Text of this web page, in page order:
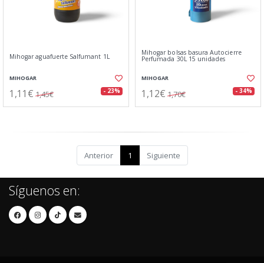
Mihogar aguafuerte Salfumant 1L
MIHOGAR
1,11€ 1,45€ - 23%
Mihogar bolsas basura Autocierre
Perfumada 30L 15 unidades
MIHOGAR
1,12€ 1,70€ - 34%
Anterior 1 Siguiente
Síguenos en: